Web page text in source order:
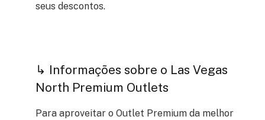
seus descontos.
↳ Informações sobre o Las Vegas
North Premium Outlets
Para aproveitar o Outlet Premium da melhor